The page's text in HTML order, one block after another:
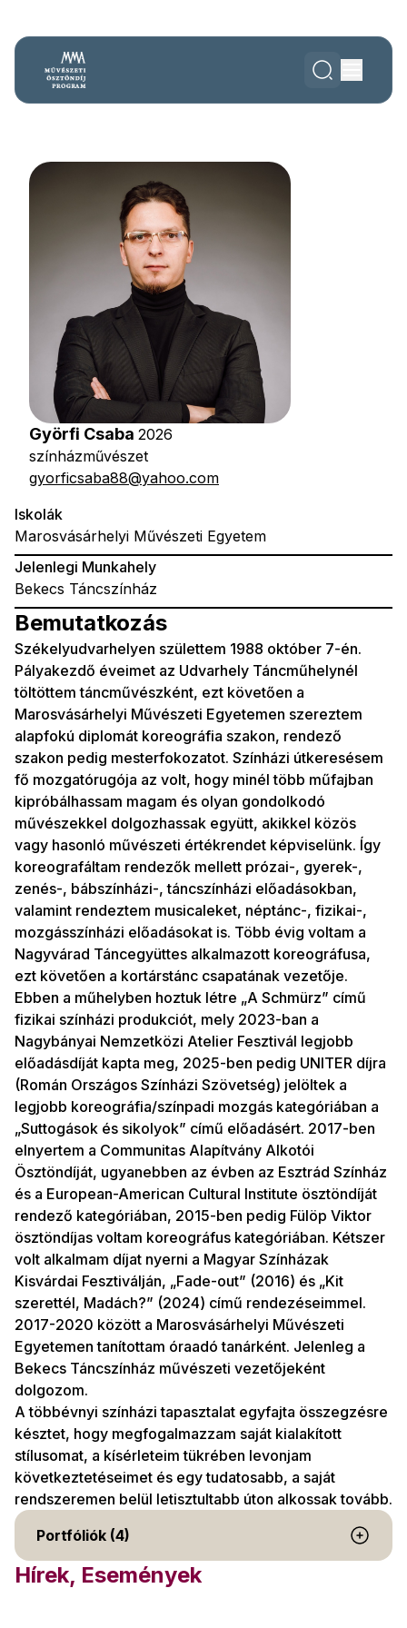
Györfi Csaba 2026
színházművészet
gyorficsaba88@yahoo.com
Bemutatkozás
Székelyudvarhelyen születtem 1988 október 7-én.
Pályakezdő éveimet az Udvarhely Táncműhelynél
töltöttem táncművészként, ezt követően a
Marosvásárhelyi Művészeti Egyetemen szereztem
alapfokú diplomát koreográfia szakon, rendező
szakon pedig mesterfokozatot. Színházi útkeresésem
fő mozgatórugója az volt, hogy minél több műfajban
kipróbálhassam magam és olyan gondolkodó
művészekkel dolgozhassak együtt, akikkel közös
vagy hasonló művészeti értékrendet képviselünk. Így
koreografáltam rendezők mellett prózai-, gyerek-,
zenés-, bábszínházi-, táncszínházi előadásokban,
valamint rendeztem musicaleket, néptánc-, fizikai-,
mozgásszínházi előadásokat is. Több évig voltam a
Nagyvárad Táncegyüttes alkalmazott koreográfusa,
ezt követően a kortárstánc csapatának vezetője.
Ebben a műhelyben hoztuk létre „A Schmürz” című
fizikai színházi produkciót, mely 2023-ban a
Nagybányai Nemzetközi Atelier Fesztivál legjobb
előadásdíját kapta meg, 2025-ben pedig UNITER díjra
(Román Országos Színházi Szövetség) jelöltek a
legjobb koreográfia/színpadi mozgás kategóriában a
„Suttogások és sikolyok” című előadásért. 2017-ben
elnyertem a Communitas Alapítvány Alkotói
Ösztöndíját, ugyanebben az évben az Esztrád Színház
és a European-American Cultural Institute ösztöndíját
rendező kategóriában, 2015-ben pedig Fülöp Viktor
ösztöndíjas voltam koreográfus kategóriában. Kétszer
volt alkalmam díjat nyerni a Magyar Színházak
Kisvárdai Fesztiválján, „Fade-out” (2016) és „Kit
szerettél, Madách?” (2024) című rendezéseimmel.
2017-2020 között a Marosvásárhelyi Művészeti
Egyetemen tanítottam óraadó tanárként. Jelenleg a
Bekecs Táncszínház művészeti vezetőjeként
dolgozom.
A többévnyi színházi tapasztalat egyfajta összegzésre
késztet, hogy megfogalmazzam saját kialakított
stílusomat, a kísérleteim tükrében levonjam
következtetéseimet és egy tudatosabb, a saját
rendszeremen belül letisztultabb úton alkossak tovább.
Iskolák
Marosvásárhelyi Művészeti Egyetem
Jelenlegi Munkahely
Bekecs Táncszínház
Portfóliók (4)
Hírek, Események